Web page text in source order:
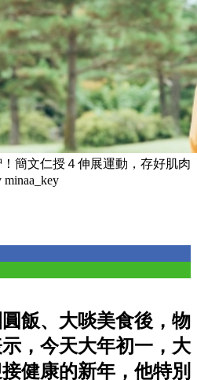
簡文仁授４伸展運動，存好肌肉
飯、大啖美食後，物
，今天大年初一，大
健康的新年，他特別